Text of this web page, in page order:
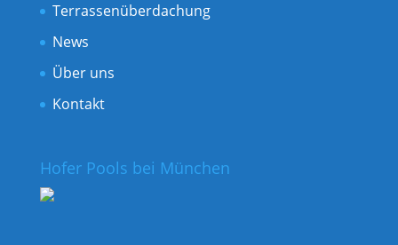
Terrassenüberdachung
News
Über uns
Kontakt
Hofer Pools bei München